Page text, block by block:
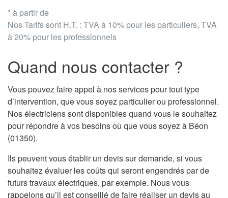
* à partir de
Nos Tarifs sont H.T. : TVA à 10% pour les particuliers, TVA
à 20% pour les professionnels
Quand nous contacter ?
Vous pouvez faire appel à nos services pour tout type
d’intervention, que vous soyez particulier ou professionnel.
Nos électriciens sont disponibles quand vous le souhaitez
pour répondre à vos besoins où que vous soyez à Béon
(01350).
Ils peuvent vous établir un devis sur demande, si vous
souhaitez évaluer les coûts qui seront engendrés par de
futurs travaux électriques, par exemple. Nous vous
rappelons qu’il est conseillé de faire réaliser un devis au